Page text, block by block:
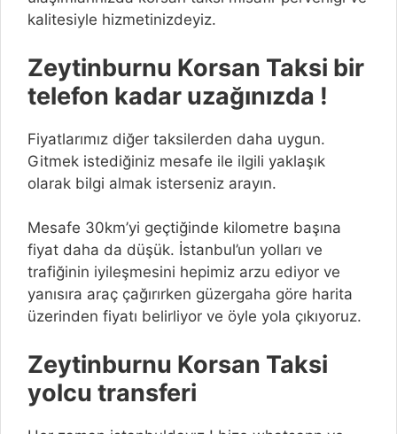
kalitesiyle hizmetinizdeyiz.
Zeytinburnu Korsan Taksi bir
telefon kadar uzağınızda !
Fiyatlarımız diğer taksilerden daha uygun.
Gitmek istediğiniz mesafe ile ilgili yaklaşık
olarak bilgi almak isterseniz arayın.
Mesafe 30km’yi geçtiğinde kilometre başına
fiyat daha da düşük. İstanbul’un yolları ve
trafiğinin iyileşmesini hepimiz arzu ediyor ve
yanısıra araç çağırırken güzergaha göre harita
üzerinden fiyatı belirliyor ve öyle yola çıkıyoruz.
Zeytinburnu Korsan Taksi
yolcu transferi